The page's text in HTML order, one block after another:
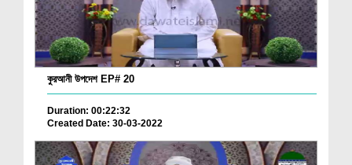
কুরআনী উপদেশ EP# 20
Duration: 00:22:32
Created Date: 30-03-2022